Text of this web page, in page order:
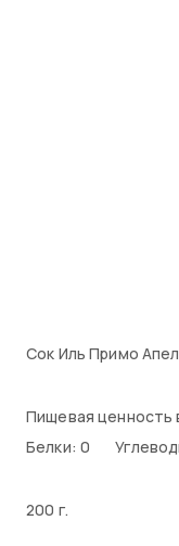
Сок Иль Примо
Пищевая ценность
Белки: 0
200 г.